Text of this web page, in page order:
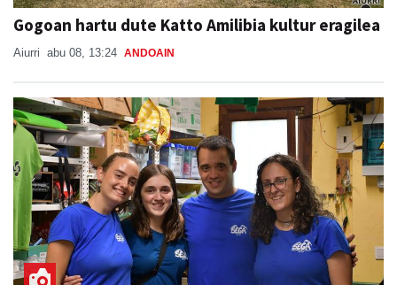
Gogoan hartu dute Katto Amilibia kultur eragilea
Aiurri abu 08, 13:24 ANDOAIN